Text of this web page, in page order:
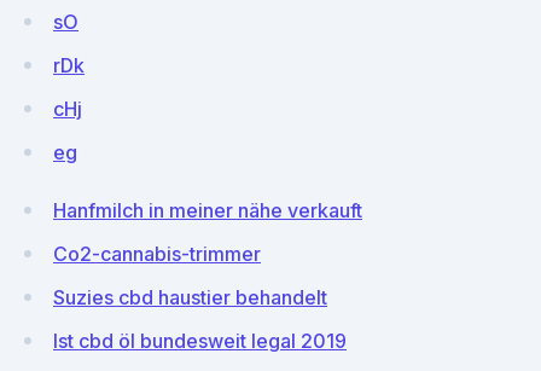
sO
rDk
cHj
eg
Hanfmilch in meiner nähe verkauft
Co2-cannabis-trimmer
Suzies cbd haustier behandelt
Ist cbd öl bundesweit legal 2019